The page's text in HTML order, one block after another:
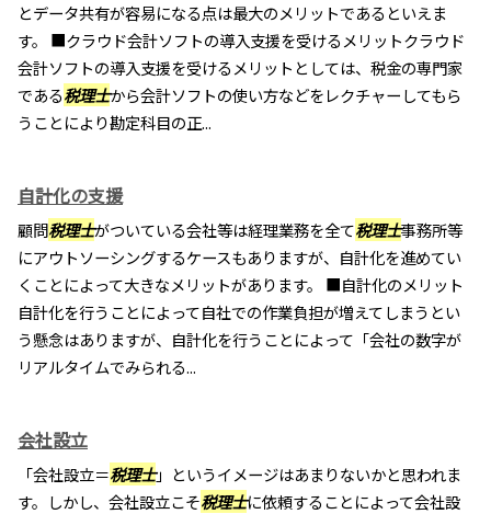
とデータ共有が容易になる点は最大のメリットであるといえま
す。 ■クラウド会計ソフトの導入支援を受けるメリットクラウド
会計ソフトの導入支援を受けるメリットとしては、税金の専門家
である税理士から会計ソフトの使い方などをレクチャーしてもら
うことにより勘定科目の正...
自計化の支援
顧問税理士がついている会社等は経理業務を全て税理士事務所等
にアウトソーシングするケースもありますが、自計化を進めてい
くことによって大きなメリットがあります。 ■自計化のメリット
自計化を行うことによって自社での作業負担が増えてしまうとい
う懸念はありますが、自計化を行うことによって「会社の数字が
リアルタイムでみられる...
会社設立
「会社設立＝税理士」というイメージはあまりないかと思われま
す。しかし、会社設立こそ税理士に依頼することによって会社設